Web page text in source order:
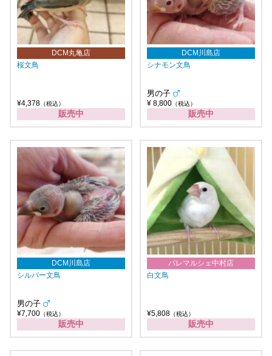
DCM丸亀店
桜文鳥
¥4,378 （税込）
販売中
DCM川島店
シナモン文鳥
男の子
¥ 8,800 （税込）
販売中
DCM川島店
シルバー文鳥
男の子
¥7,700 （税込）
販売中
パレマルシェ中村店
白文鳥
¥5,808 （税込）
販売中